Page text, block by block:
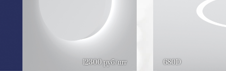
12300 руб/шт 680D